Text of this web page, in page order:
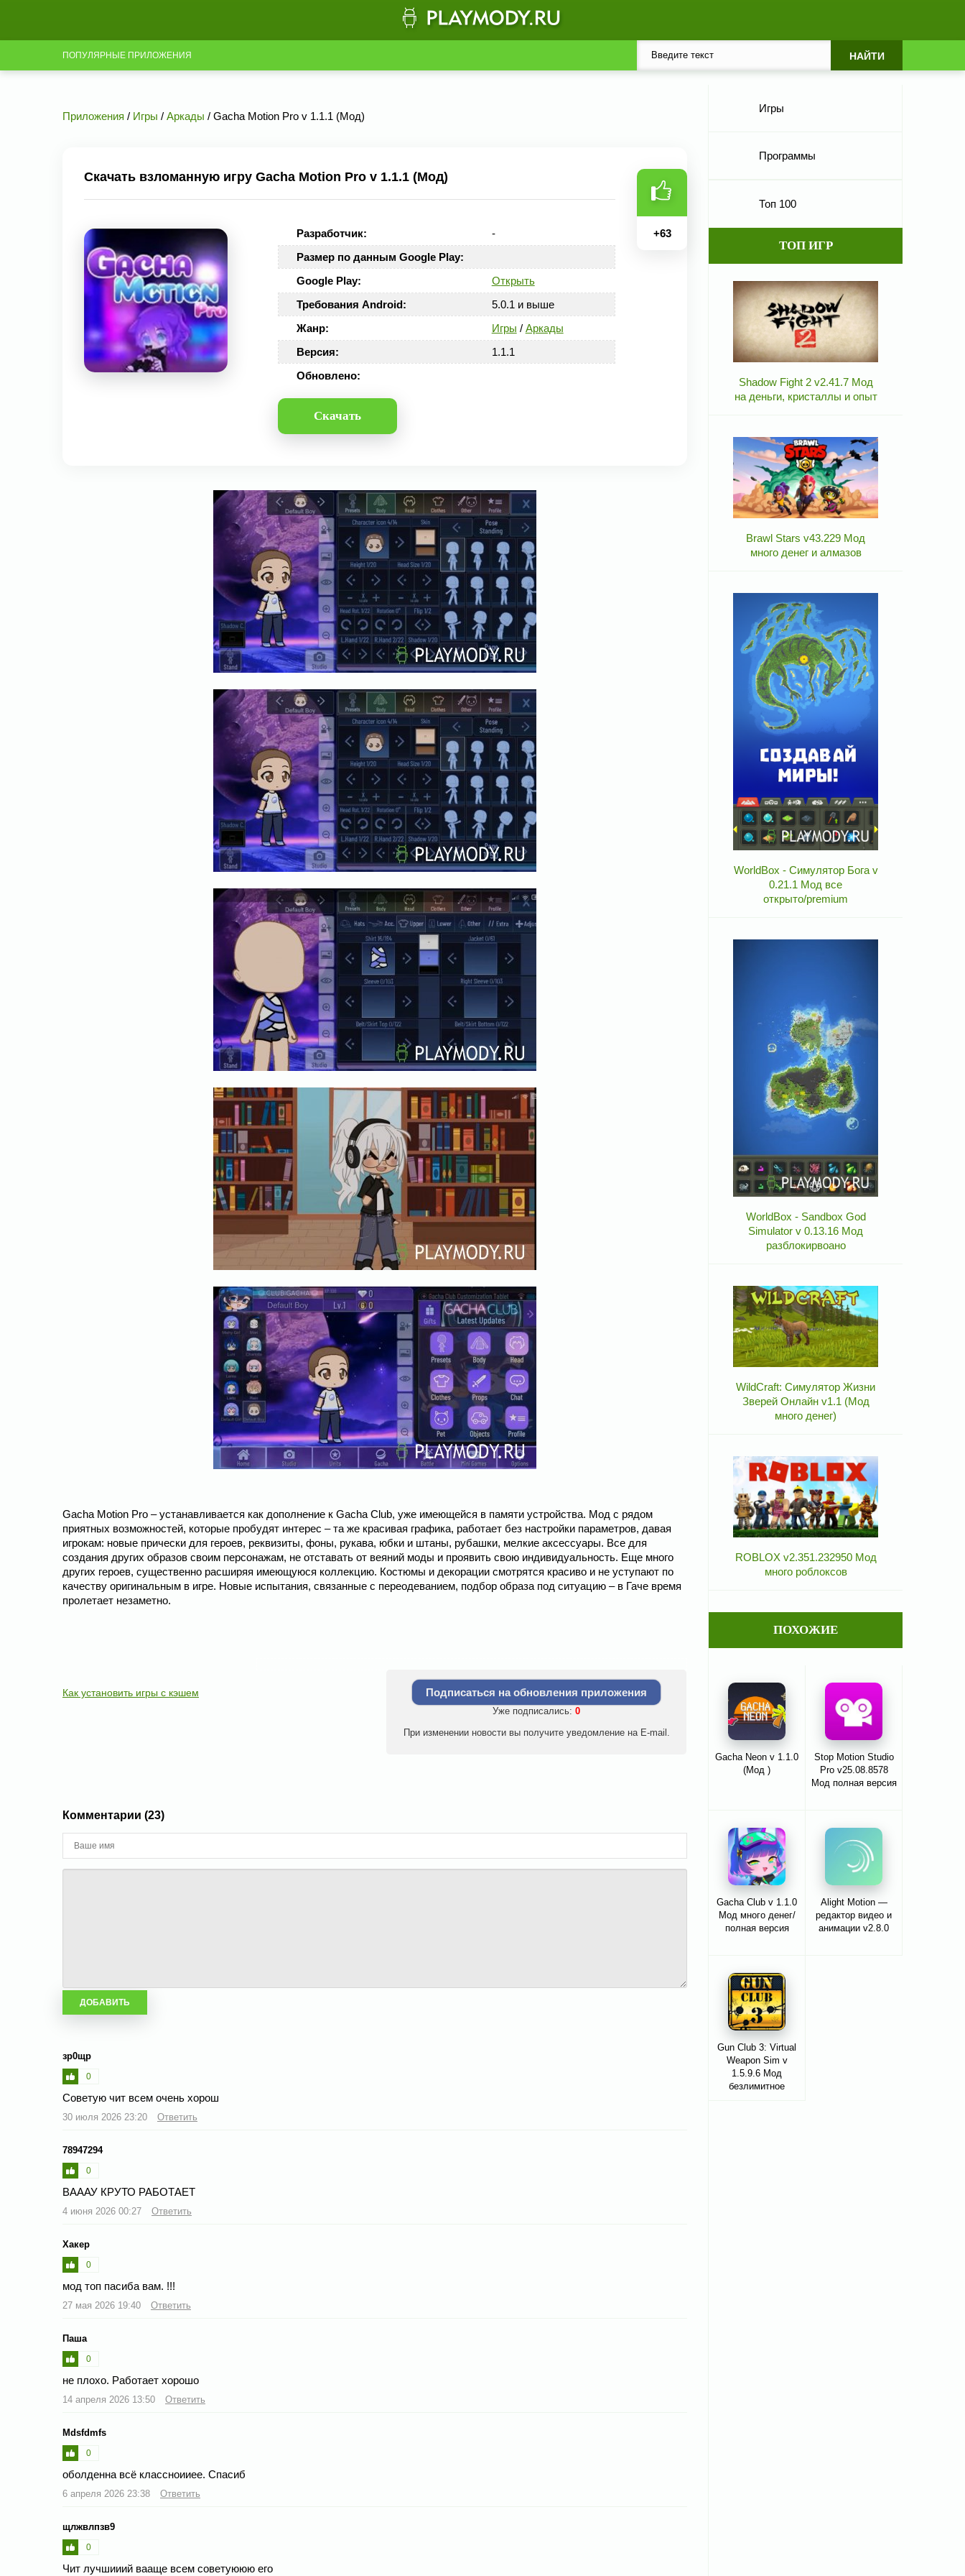
ПОПУЛЯРНЫЕ ПРИЛОЖЕНИЯ
Приложения / Игры / Аркады / Gacha Motion Pro v 1.1.1 (Мод)
Скачать взломанную игру Gacha Motion Pro v 1.1.1 (Мод)
Разработчик:
-
Размер по данным Google Play:
Google Play:
Открыть
Требования Android:
5.0.1 и выше
Жанр:
Игры / Аркады
Версия:
1.1.1
Обновлено:
Скачать
+63
Gacha Motion Pro – устанавливается как дополнение к Gacha Club, уже имеющейся в памяти устройства. Мод с рядом
приятных возможностей, которые пробудят интерес – та же красивая графика, работает без настройки параметров, давая
игрокам: новые прически для героев, реквизиты, фоны, рукава, юбки и штаны, рубашки, мелкие аксессуары. Все для
создания других образов своим персонажам, не отставать от веяний моды и проявить свою индивидуальность. Еще много
других героев, существенно расширяя имеющуюся коллекцию. Костюмы и декорации смотрятся красиво и не уступают по
качеству оригинальным в игре. Новые испытания, связанные с переодеванием, подбор образа под ситуацию – в Гаче время
пролетает незаметно.
Как установить игры с кэшем Подписаться на обновления приложения
Уже подписались: 0
При изменении новости вы получите уведомление на E-mail.
Комментарии (23)
зр0щр
0
Советую чит всем очень хорош
30 июля 2026 23:20 Ответить
78947294
0
ВАААУ КРУТО РАБОТАЕТ
4 июня 2026 00:27 Ответить
Хакер
0
мод топ пасиба вам. !!!
27 мая 2026 19:40 Ответить
Паша
0
не плохо. Работает хорошо
14 апреля 2026 13:50 Ответить
Mdsfdmfs
0
оболденна всё классноииее. Спасиб
6 апреля 2026 23:38 Ответить
щлжвлпзв9
0
Чит лучшииий вааще всем советуююю его
Игры
Программы
Топ 100
ТОП ИГР
Shadow Fight 2 v2.41.7 Мод
на деньги, кристаллы и опыт
Brawl Stars v43.229 Мод
много денег и алмазов
WorldBox - Симулятор Бога v
0.21.1 Мод все
открыто/premium
WorldBox - Sandbox God
Simulator v 0.13.16 Мод
разблокирвоано
WildCraft: Симулятор Жизни
Зверей Онлайн v1.1 (Мод
много денег)
ROBLOX v2.351.232950 Мод
много роблоксов
ПОХОЖИЕ
Gacha Neon v 1.1.0
(Мод )
Stop Motion Studio
Pro v25.08.8578
Мод полная версия
Gacha Club v 1.1.0
Мод много денег/
полная версия
Alight Motion —
редактор видео и
анимации v2.8.0
Gun Club 3: Virtual
Weapon Sim v
1.5.9.6 Мод
безлимитное